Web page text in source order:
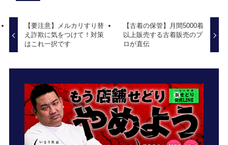
【要注意】メルカリすり替
え詐欺に気をつけて！対策
はこれ一択です
【古着の保管】月間5000着
以上販売する古着販売のプ
ロが直伝